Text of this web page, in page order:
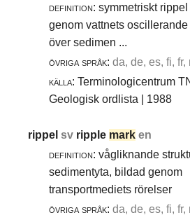
definition: symmetriskt
genom vattnets
över sedimen ...
övriga språk: da, de, es, fi, fr,
källa: Terminologicentrum
Geologisk ordlista | 1988
rippelsv ripple mark en
definition: vågliknande
sedimentyta, bildad genom
transportmediets rörelser
övriga språk: da, de, es, fi, fr,